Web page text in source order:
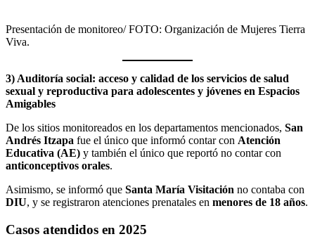
Presentación de monitoreo/ FOTO: Organización de Mujeres Tierra
Viva.
3) Auditoría social: acceso y calidad de los servicios de salud
sexual y reproductiva para adolescentes y jóvenes en Espacios
Amigables
De los sitios monitoreados en los departamentos mencionados, San
Andrés Itzapa fue el único que informó contar con Atención
Educativa (AE) y también el único que reportó no contar con
anticonceptivos orales.
Asimismo, se informó que Santa María Visitación no contaba con
DIU, y se registraron atenciones prenatales en menores de 18 años.
Casos atendidos en 2025